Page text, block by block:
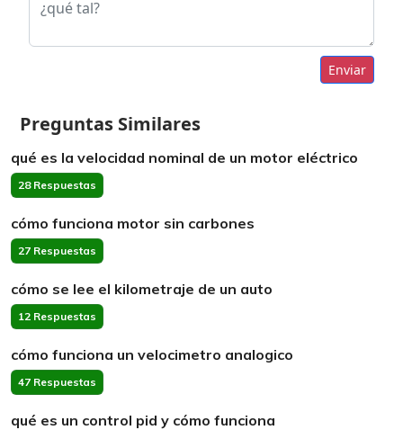
Enviar
Preguntas Similares
qué es la velocidad nominal de un motor eléctrico
28 Respuestas
cómo funciona motor sin carbones
27 Respuestas
cómo se lee el kilometraje de un auto
12 Respuestas
cómo funciona un velocimetro analogico
47 Respuestas
qué es un control pid y cómo funciona